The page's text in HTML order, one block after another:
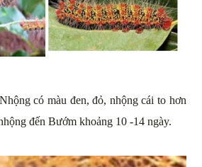
Nhộng có màu đen, đỏ, nhộng cái to hơn
đến Bướm khoảng 10 -14 ngày.